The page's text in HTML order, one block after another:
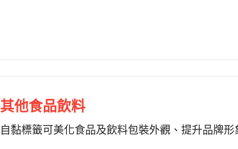
其他食品飲料
自黏標籤可美化食品及飲料包裝外觀、提升品牌